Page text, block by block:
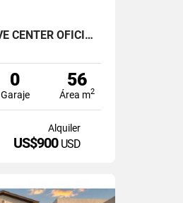
EDIFICIO NOBIS EJECUTIVE CENTER OFICINA 60M2 EN ALQUILER AMOBLADA
0
Garaje
56
Área m2
Alquiler
US$900 USD